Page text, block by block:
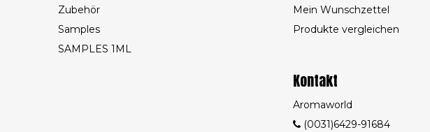
Zubehör
Samples
SAMPLES 1ML
Mein Wunschzettel
Produkte vergleichen
Kontakt
Aromaworld
(0031)6429-91684